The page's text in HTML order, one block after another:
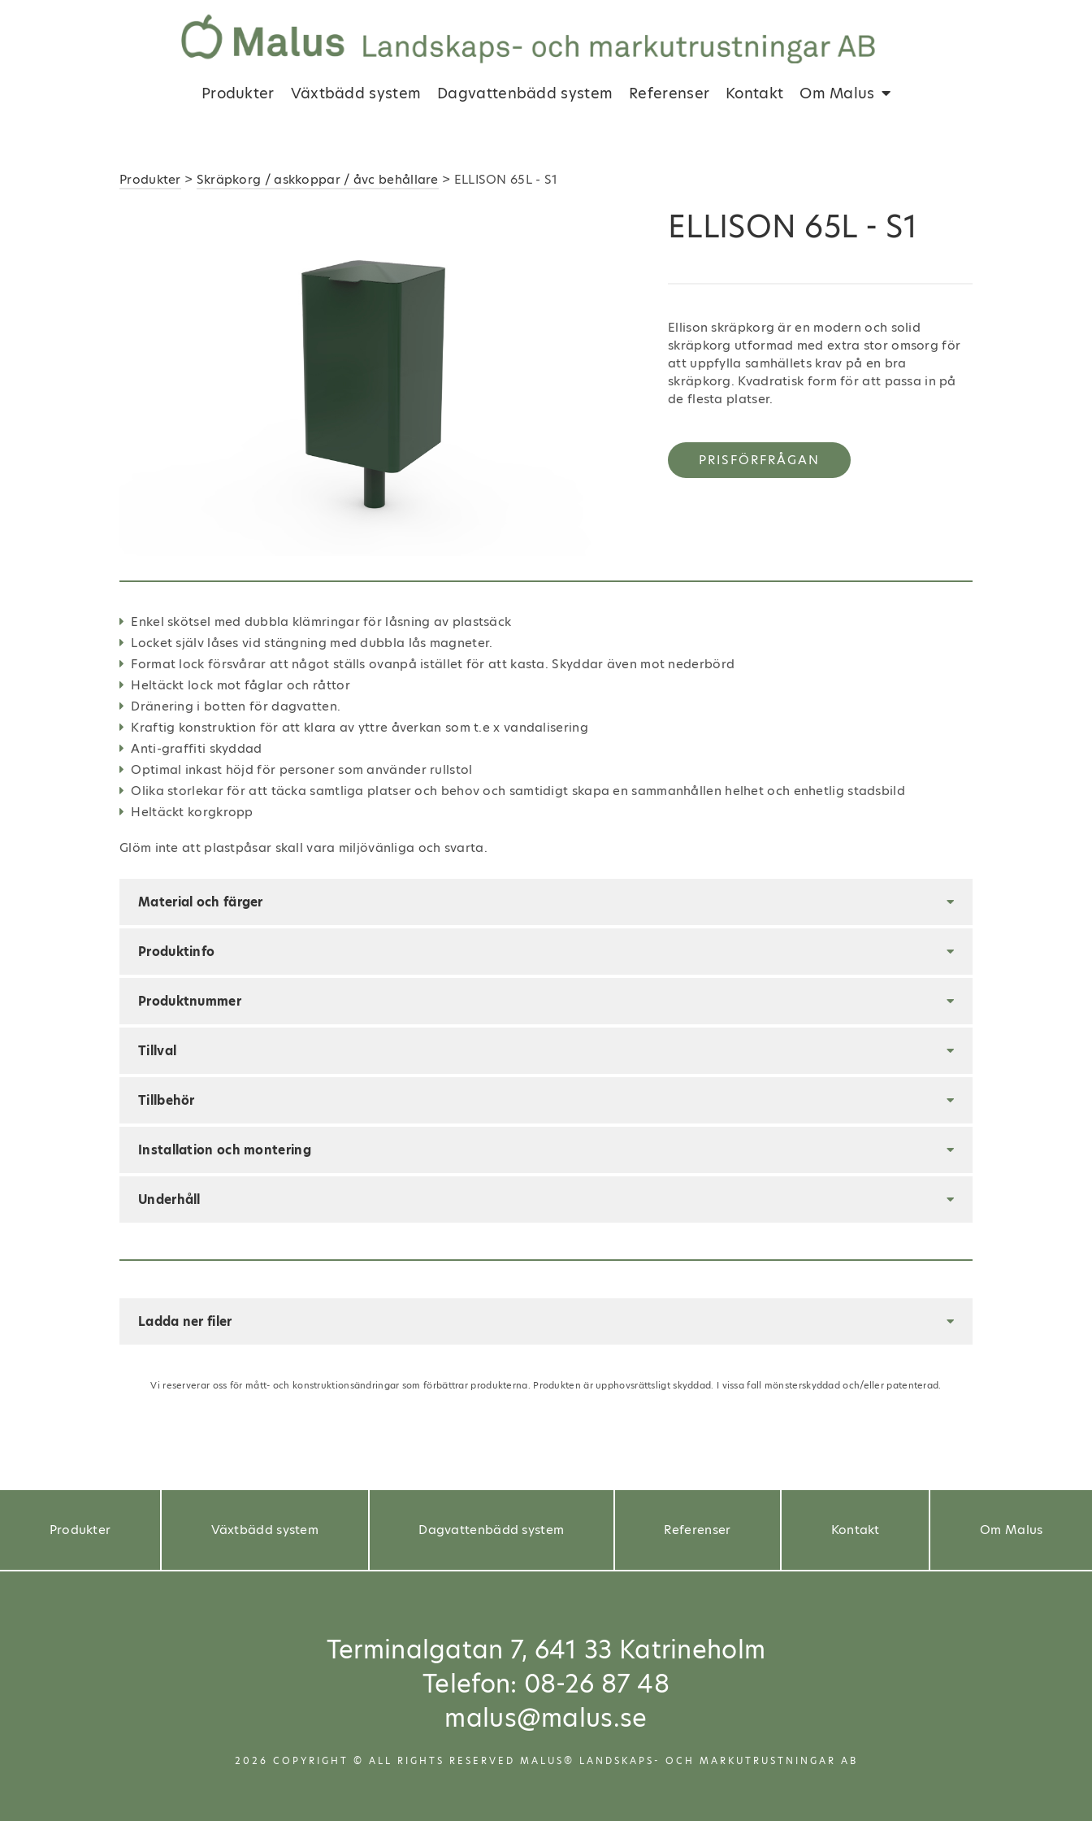
Produkter Växtbädd system Dagvattenbädd system Referenser Kontakt Om Malus
Produkter > Skräpkorg / askkoppar / åvc behållare > ELLISON 65L - S1
ELLISON 65L - S1
Ellison skräpkorg är en modern och solid
skräpkorg utformad med extra stor omsorg för
att uppfylla samhällets krav på en bra
skräpkorg. Kvadratisk form för att passa in på
de flesta platser.
PRISFÖRFRÅGAN
Enkel skötsel med dubbla klämringar för låsning av plastsäck
Locket själv låses vid stängning med dubbla lås magneter.
Format lock försvårar att något ställs ovanpå istället för att kasta. Skyddar även mot nederbörd
Heltäckt lock mot fåglar och råttor
Dränering i botten för dagvatten.
Kraftig konstruktion för att klara av yttre åverkan som t.e x vandalisering
Anti-graffiti skyddad
Optimal inkast höjd för personer som använder rullstol
Olika storlekar för att täcka samtliga platser och behov och samtidigt skapa en sammanhållen helhet och enhetlig stadsbild
Heltäckt korgkropp
Glöm inte att plastpåsar skall vara miljövänliga och svarta.
Material och färger
Produktinfo
Produktnummer
Tillval
Tillbehör
Installation och montering
Underhåll
Ladda ner filer
Vi reserverar oss för mått- och konstruktionsändringar som förbättrar produkterna. Produkten är upphovsrättsligt skyddad. I vissa fall mönsterskyddad och/eller patenterad.
Produkter Växtbädd system Dagvattenbädd system Referenser Kontakt Om Malus
Terminalgatan 7, 641 33 Katrineholm
Telefon: 08-26 87 48
malus@malus.se
2026 COPYRIGHT © ALL RIGHTS RESERVED MALUS® LANDSKAPS- OCH MARKUTRUSTNINGAR AB